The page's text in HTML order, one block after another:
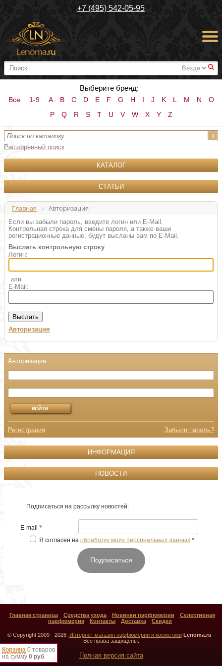
+7 (495) 542-05-95
#
Выберите бренд:
Все 1-9 A B C D E F G H I J K L M N
O
P
Q R S T U V W X Y Z
Расширенный поиск
КАТАЛОГ
СТАТЬИ
Главная Авторизация
Если вы забыли пароль, введите логин или E-Mail.
Контрольная строка для смены пароля, а также ваши
регистрационные данные, будут высланы вам по E-Mail.
Выслать контрольную строку
Логин:
или
E-Mail:
Авторизация
Корзина 0 товаров
на сумму 0 руб
Регистрация Забыли пароль?
ИНФОРМАЦИЯ
НОВОСТИ
Подписаться на рассылку новостей:
E-mail *
Я согласен на обработку моих персональных данных *
Подписаться
Главная страница Средства ухода Новинки парфюмерии
Селективная
парфюмерия
Контакты Доставка Скидки
© Copyright 2009 - 2026. Интернет магазин парфюмерии и косметики Lenoma.ru -
Все права защищены.
Полная версия сайта